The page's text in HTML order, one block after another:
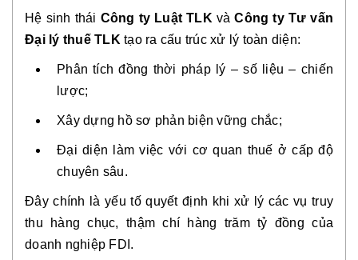
Hệ sinh thái Công ty Luật TLK vàCông ty Tư vấn
Đại lý thuế TLK tạo ra cấu trúc xử lý toàn diện:
Phân tích đồng thời pháp lý – số liệu – chiến
lược;
Xây dựng hồ sơ phản biện vững chắc;
Đại diện làm việc với cơ quan thuế ở cấp độ
chuyên sâu.
Đây chính là yếu tố quyết định khi xử lý các vụ truy
thu hàng chục, thậm chí hàng trăm tỷ đồng của
doanh nghiệp FDI.